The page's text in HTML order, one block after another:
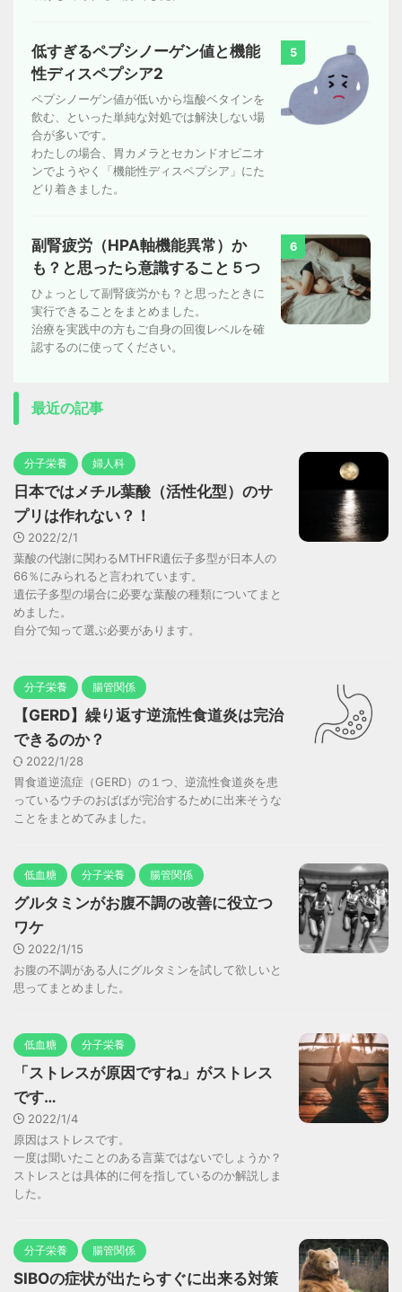
5
低すぎるペプシノーゲン値と機能
性ディスペプシア2
ペプシノーゲン値が低いから塩酸ベタインを
飲む、といった単純な対処では解決しない場
合が多いです。
わたしの場合、胃カメラとセカンドオピニオ
ンでようやく「機能性ディスペプシア」にた
どり着きました。
6
副腎疲労（HPA軸機能異常）か
も？と思ったら意識すること５つ
ひょっとして副腎疲労かも？と思ったときに
実行できることをまとめました。
治療を実践中の方もご自身の回復レベルを確
認するのに使ってください。
最近の記事
分子栄養 婦人科
日本ではメチル葉酸（活性化型）のサ
プリは作れない？！
2022/2/1
葉酸の代謝に関わるMTHFR遺伝子多型が日本人の
66％にみられると言われています。
遺伝子多型の場合に必要な葉酸の種類についてまと
めました。
自分で知って選ぶ必要があります。
分子栄養 腸管関係
【GERD】繰り返す逆流性食道炎は完治
できるのか？
2022/1/28
胃食道逆流症（GERD）の１つ、逆流性食道炎を患
っているウチのおばばが完治するために出来そうな
ことをまとめてみました。
低血糖 分子栄養 腸管関係
グルタミンがお腹不調の改善に役立つ
ワケ
2022/1/15
お腹の不調がある人にグルタミンを試して欲しいと
思ってまとめました。
低血糖 分子栄養
「ストレスが原因ですね」がストレス
です…
2022/1/4
原因はストレスです。
一度は聞いたことのある言葉ではないでしょうか？
ストレスとは具体的に何を指しているのか解説しま
した。
分子栄養 腸管関係
SIBOの症状が出たらすぐに出来る対策